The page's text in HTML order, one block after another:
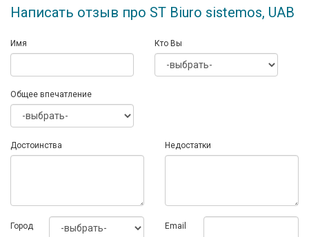
Написать отзыв про ST Biuro sistemos, UAB
Имя Кто Вы
Общее впечатление
Достоинства Недостатки
Город Email